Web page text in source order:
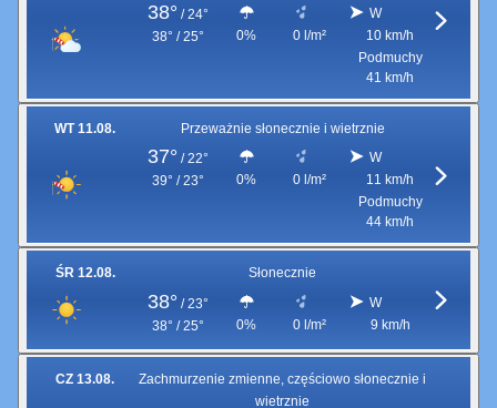
38° / 24°
38° / 25°
0% 0 l/m²
W
10 km/h
Podmuchy
41 km/h
WT 11.08. Przeważnie słonecznie i wietrznie
37° / 22°
39° / 23°
0% 0 l/m²
W
11 km/h
Podmuchy
44 km/h
ŚR 12.08. Słonecznie
38° / 23°
38° / 25°
0% 0 l/m²
W
9 km/h
CZ 13.08.
Zachmurzenie zmienne, częściowo słonecznie i
wietrznie